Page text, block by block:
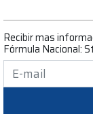
Recibir mas
Fórmula Nacional: